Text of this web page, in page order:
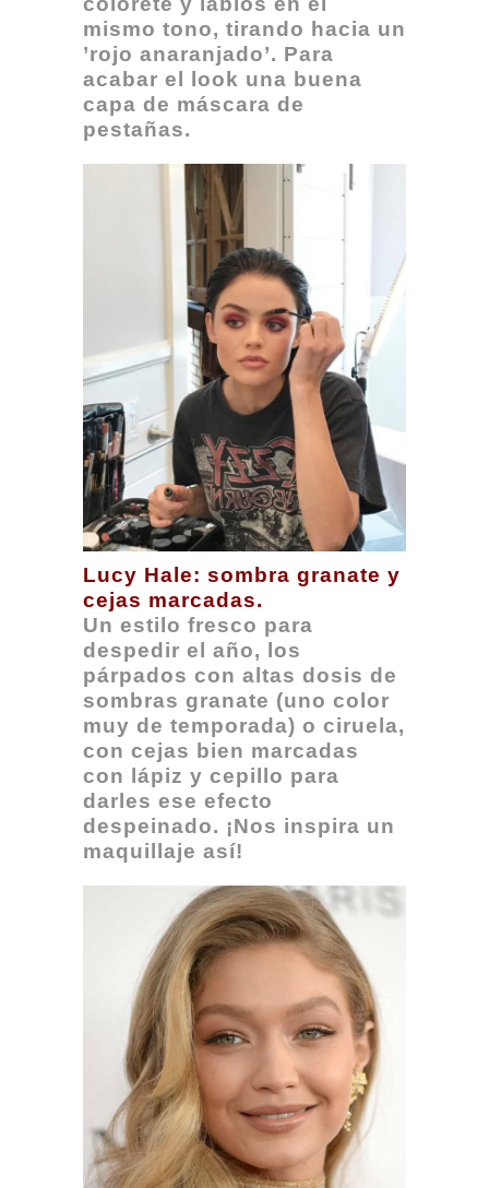
mismo tono, tirando hacia un
’rojo anaranjado’. Para
acabar el look una buena
capa de máscara de
pestañas.
Lucy Hale: sombra granate y
cejas marcadas.
Un estilo fresco para
despedir el año, los
párpados con altas dosis de
sombras granate (uno color
muy de temporada) o ciruela,
con cejas bien marcadas
con lápiz y cepillo para
darles ese efecto
despeinado. ¡Nos inspira un
maquillaje así!